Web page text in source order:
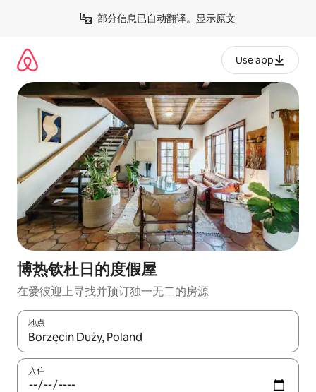
部分信息已自动翻译。 显示原文
Use app
博热钦杜日的度假屋
在爱彼迎上寻找并预订独一无二的房源
地点
如有搜索结果，请使用上下方向键查看，或通过点击或滑动手势
入住